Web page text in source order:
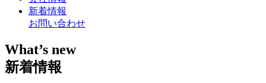
新着情報
お問い合わせ
What’s new
新着情報